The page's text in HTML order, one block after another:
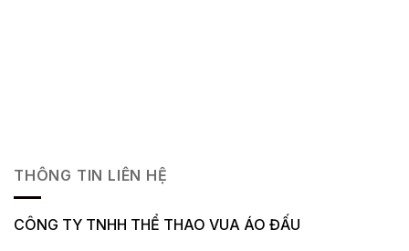
THÔNG TIN LIÊN HỆ
CÔNG TY TNHH THỂ THAO VUA ÁO ĐẤU